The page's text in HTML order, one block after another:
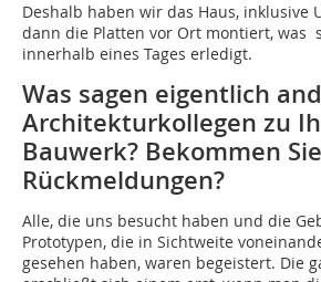
Deshalb haben wir das Haus, inklusive
dann die Platten vor Ort montiert, was
innerhalb eines Tages erledigt.
Was sagen eigentlich
Architekturkollegen zu
Bauwerk? Bekommen Sie
Rückmeldungen?
Alle, die uns besucht haben und die
Prototypen, die in Sichtweite
gesehen haben, waren begeistert. Die